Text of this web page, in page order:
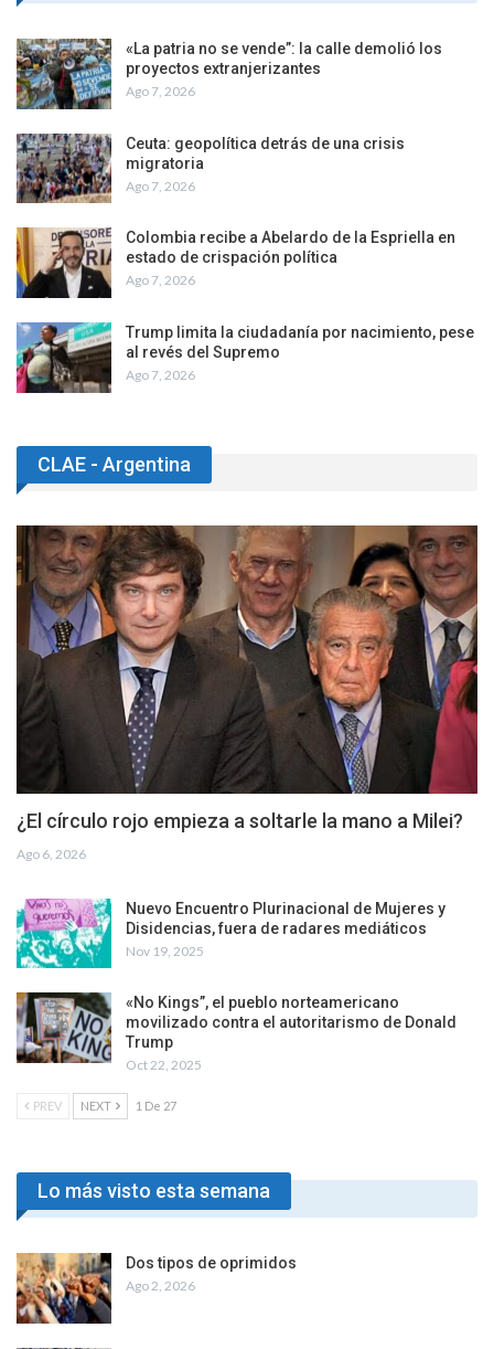
«La patria no se vende”: la calle demolió los
proyectos extranjerizantes
Ago 7, 2026
Ceuta: geopolítica detrás de una crisis
migratoria
Ago 7, 2026
Colombia recibe a Abelardo de la Espriella en
estado de crispación política
Ago 7, 2026
Trump limita la ciudadanía por nacimiento, pese
al revés del Supremo
Ago 7, 2026
CLAE - Argentina
¿El círculo rojo empieza a soltarle la mano a Milei?
Ago 6, 2026
Nuevo Encuentro Plurinacional de Mujeres y
Disidencias, fuera de radares mediáticos
Nov 19, 2025
«No Kings”, el pueblo norteamericano
movilizado contra el autoritarismo de Donald
Trump
Oct 22, 2025
PREV NEXT 1 De 27
Lo más visto esta semana
Dos tipos de oprimidos
Ago 2, 2026